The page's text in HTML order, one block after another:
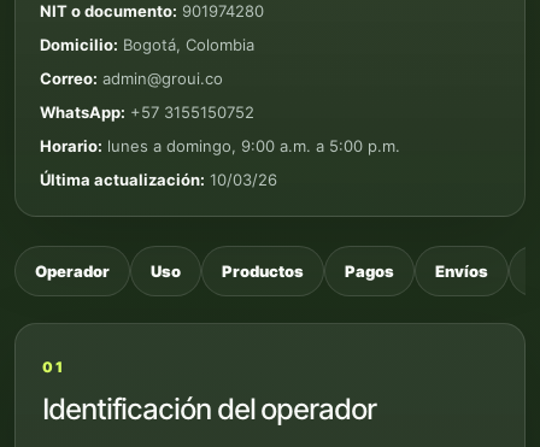
NIT o documento: 901974280
Domicilio: Bogotá, Colombia
Correo: admin@groui.co
WhatsApp: +57 3155150752
Horario: lunes a domingo, 9:00 a.m. a 5:00 p.m.
Última actualización: 10/03/26
Operador Uso Productos Pagos Envíos
01
Identificación del operador